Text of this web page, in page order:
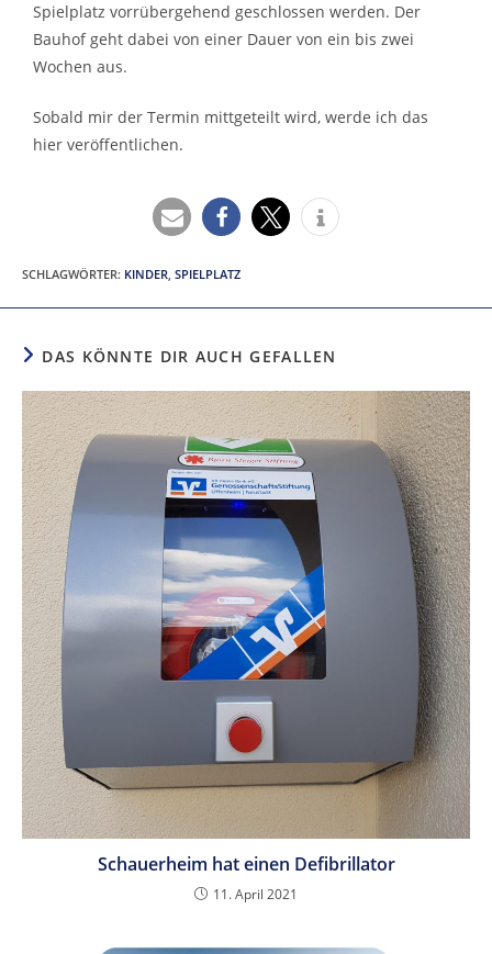
Spielplatz vorrübergehend geschlossen werden. Der
Bauhof geht dabei von einer Dauer von ein bis zwei
Wochen aus.
Sobald mir der Termin mittgeteilt wird, werde ich das
hier veröffentlichen.
SCHLAGWÖRTER: KINDER, SPIELPLATZ
DAS KÖNNTE DIR AUCH GEFALLEN
Schauerheim hat einen Defibrillator
11. April 2021